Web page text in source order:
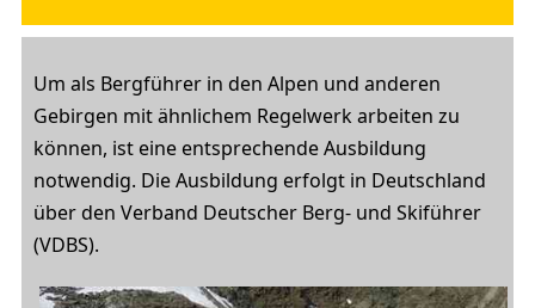
Um als Bergführer in den Alpen und anderen
Gebirgen mit ähnlichem Regelwerk arbeiten zu
können, ist eine entsprechende Ausbildung
notwendig. Die Ausbildung erfolgt in Deutschland
über den Verband Deutscher Berg- und Skiführer
(VDBS).